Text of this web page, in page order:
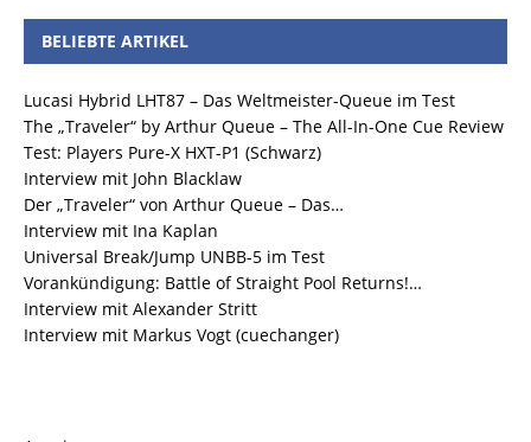
BELIEBTE ARTIKEL
Lucasi Hybrid LHT87 – Das Weltmeister-Queue im Test
The „Traveler“ by Arthur Queue – The All-In-One Cue Review
Test: Players Pure-X HXT-P1 (Schwarz)
Interview mit John Blacklaw
Der „Traveler“ von Arthur Queue – Das…
Interview mit Ina Kaplan
Universal Break/Jump UNBB-5 im Test
Vorankündigung: Battle of Straight Pool Returns!…
Interview mit Alexander Stritt
Interview mit Markus Vogt (cuechanger)